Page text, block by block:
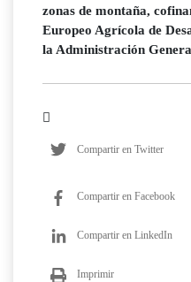
zonas de montaña,
Europeo Agrícola de
la Administración
Compartir en Twitter
Compartir en Facebook
Compartir en LinkedIn
Imprimir